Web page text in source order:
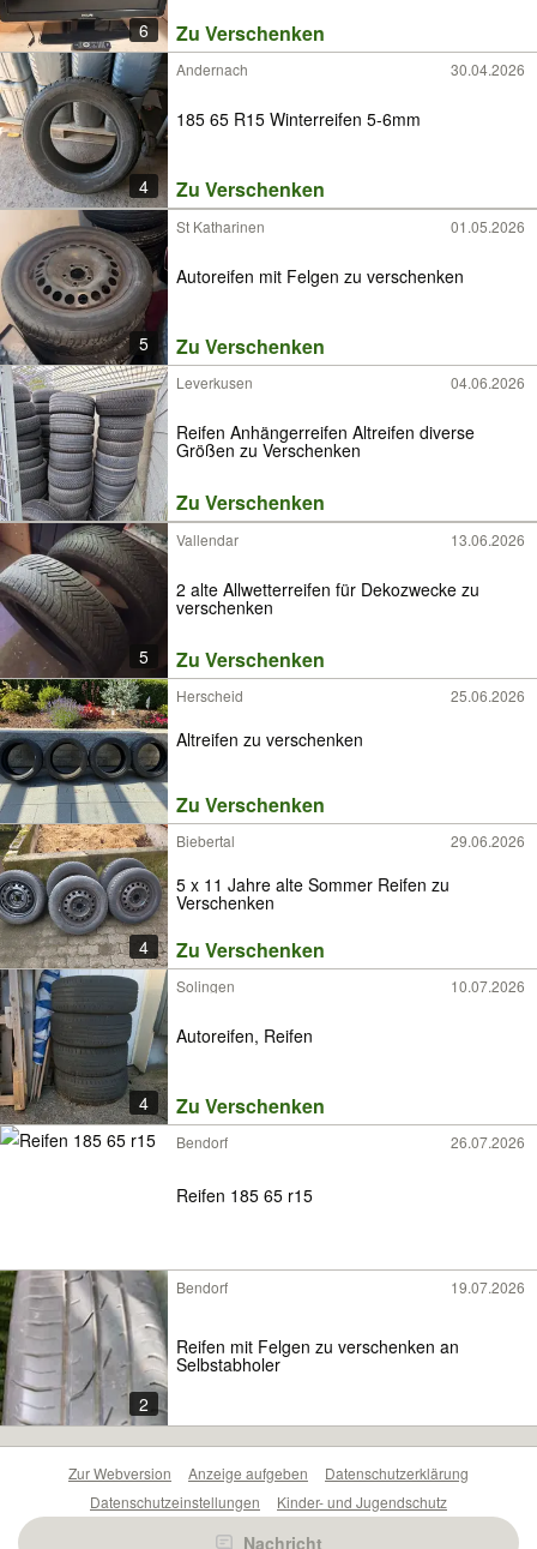
6 Zu Verschenken
4
Andernach 30.04.2026
185 65 R15 Winterreifen 5-6mm
Zu Verschenken
5
St Katharinen 01.05.2026
Autoreifen mit Felgen zu verschenken
Zu Verschenken
Leverkusen 04.06.2026
Reifen Anhängerreifen Altreifen diverse
Größen zu Verschenken
Zu Verschenken
5
Vallendar 13.06.2026
2 alte Allwetterreifen für Dekozwecke zu
verschenken
Zu Verschenken
Herscheid 25.06.2026
Altreifen zu verschenken
Zu Verschenken
4
Biebertal 29.06.2026
5 x 11 Jahre alte Sommer Reifen zu
Verschenken
Zu Verschenken
4
Solingen 10.07.2026
Autoreifen, Reifen
Zu Verschenken
Bendorf 26.07.2026
Reifen 185 65 r15
2
Bendorf 19.07.2026
Reifen mit Felgen zu verschenken an
Selbstabholer
Nachricht
Zur Webversion Anzeige aufgeben
Datenschutzerklärung
Datenschutzeinstellungen
Kinder- und Jugendschutz
Barrierefreiheitserklärung